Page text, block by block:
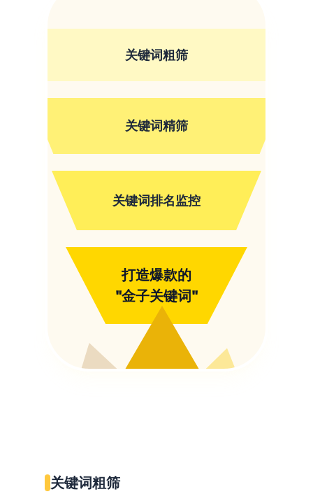
关键词粗筛
关键词精筛
关键词排名监控
打造爆款的
"金子关键词"
关键词粗筛